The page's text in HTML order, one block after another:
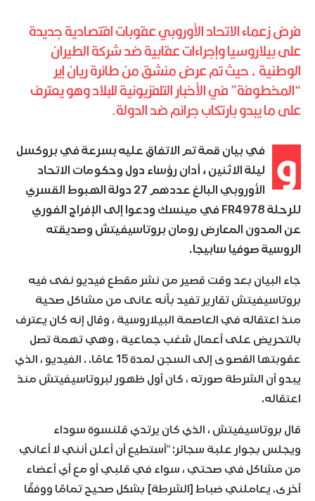
فرض زعماء الاتحاد الأوروبي عقوبات اقتصادية جديدة
على بيلاروسيا وإجراءات عقابية ضد شركة الطيران
الوطنية ، حيث تم عرض منشق من طائرة ريان إير
“المخطوفة” في الأخبار التلفزيونية للبلاد وهو يعترف
على ما يبدو بارتكاب جرائم ضد الدولة.
و
في بيان قمة تم الاتفاق عليه بسرعة في بروكسل
ليلة الاثنين ، أدان رؤساء دول وحكومات الاتحاد
الأوروبي البالغ عددهم 27 دولة الهبوط القسري
للرحلة FR4978 في مينسك ودعوا إلى الإفراج الفوري
عن المدون المعارض رومان بروتاسيفيتش وصديقته
الروسية صوفيا سابيجا.
جاء البيان بعد وقت قصير من نشر مقطع فيديو نفى فيه
بروتاسيفيتش تقارير تفيد بأنه عانى من مشاكل صحية
منذ اعتقاله في العاصمة البيلاروسية ، وقال إنه كان يعترف
بالتحريض على أعمال شغب جماعية ، وهي تهمة تصل
عقوبتها القصوى إلى السجن لمدة 15 عامًا. . الفيديو ، الذي
يبدو أن الشرطة صورته ، كان أول ظهور لبروتاسيفيتش منذ
اعتقاله.
قال بروتاسيفيتش ، الذي كان يرتدي قلنسوة سوداء
ويجلس بجوار علبة سجائر: “أستطيع أن أعلن أنني لا أعاني
من مشاكل في صحتي ، سواء في قلبي أو مع أي أعضاء
أخرى. يعاملني ضباط [الشرطة] بشكل صحيح تمامًا ووفقًا